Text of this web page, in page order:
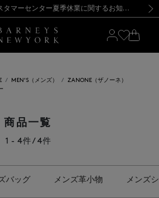
新規登録のお客様も対象！＜MY BARNEYS＞会員のお客様は11,000円（税込）以上のお買上げで常時送料無料！お買い物の際は会員登録を！
荷一時停止のお知らせ】(2026.8.7) 【オンラインストア カスタマーセンター夏季休業に関するお知らせ】（2026.8.7）
【夏季休業に伴う返品・交換承り一時停止のお知らせ】（2026.8.5）
の影響によるお荷物のお届けについて
SALEのご案内・ご注意事項 新規登録のお客様も対象！＜MY BARNEYS＞会員のお客様は11,000円（税込）以上のお買上げで常時送料無料！お買い物の際は会員登録を！
荷一時停止のお知らせ】(2026.8.7)
MEN'S（メンズ）
ZANONE（ザノーネ）
商品一覧
1 - 4件 / 4件
バッグ メンズ革小物 メンズ